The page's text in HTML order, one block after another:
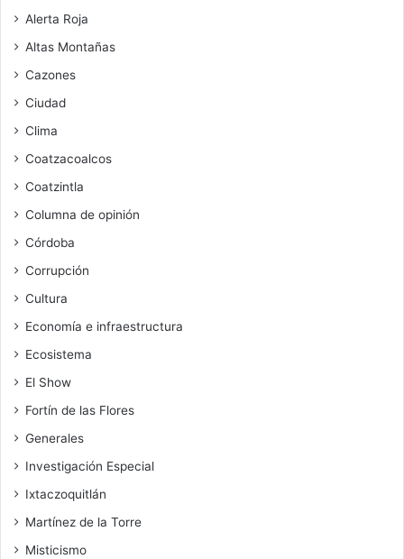
Alerta Roja
Altas Montañas
Cazones
Ciudad
Clima
Coatzacoalcos
Coatzintla
Columna de opinión
Córdoba
Corrupción
Cultura
Economía e infraestructura
Ecosistema
El Show
Fortín de las Flores
Generales
Investigación Especial
Ixtaczoquitlán
Martínez de la Torre
Misticismo